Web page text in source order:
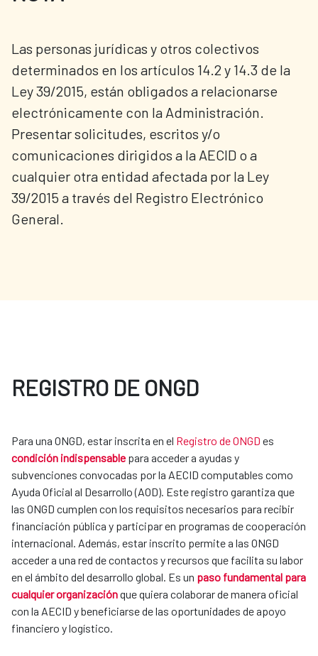
Las personas jurídicas y otros colectivos
determinados en los artículos 14.2 y 14.3 de la
Ley 39/2015, están obligados a relacionarse
electrónicamente con la Administración.
Presentar solicitudes, escritos y/o
comunicaciones dirigidos a la AECID o a
cualquier otra entidad afectada por la Ley
39/2015 a través del Registro Electrónico
General.
REGISTRO DE ONGD
Para una ONGD, estar inscrita en el Registro de ONGD es
condición indispensable para acceder a ayudas y
subvenciones convocadas por la AECID computables como
Ayuda Oficial al Desarrollo (AOD). Este registro garantiza que
las ONGD cumplen con los requisitos necesarios para recibir
financiación pública y participar en programas de cooperación
internacional. Además, estar inscrito permite a las ONGD
acceder a una red de contactos y recursos que facilita su labor
en el ámbito del desarrollo global. Es un paso fundamental para
cualquier organizaciónque quiera colaborar de manera oficial
con la AECID y beneficiarse de las oportunidades de apoyo
financiero y logístico.